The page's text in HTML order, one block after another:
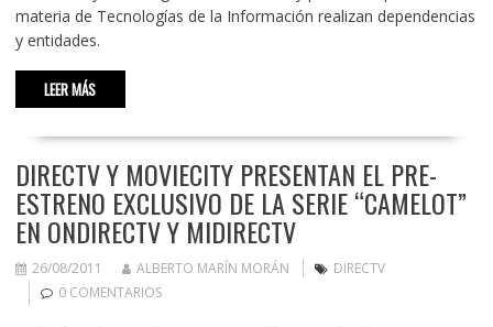
materia de Tecnologías de la Información realizan dependencias
y entidades.
LEER MÁS
DIRECTV Y MOVIECITY PRESENTAN EL PRE-
ESTRENO EXCLUSIVO DE LA SERIE “CAMELOT”
EN ONDIRECTV Y MIDIRECTV
26/08/2011 ALBERTO MARÍN MORÁN
DIRECTV
0 COMENTARIOS